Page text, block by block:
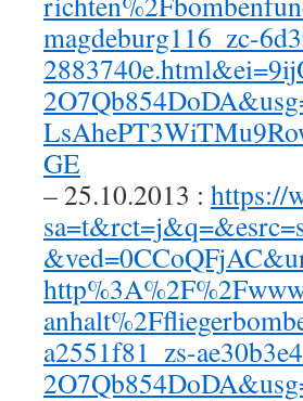
magdeburg116_zc-
GE
– 25.10.2013 : https://
a2551f81_zs-